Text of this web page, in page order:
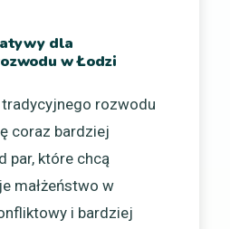
dla
w Łodzi
rozwodu
coraz bardziej
par, które chcą
małżeństwo w
i bardziej